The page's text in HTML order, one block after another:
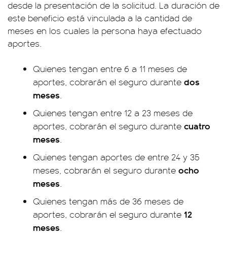
desde la presentación de la solicitud. La duración de
este beneficio está vinculada a la cantidad de
meses en los cuales la persona haya efectuado
aportes.
Quienes tengan entre 6 a 11 meses de
aportes, cobrarán el seguro durante dos
meses.
Quienes tengan entre 12 a 23 meses de
aportes, cobrarán el seguro durante cuatro
meses.
Quienes tengan aportes de entre 24 y 35
meses, cobrarán el seguro durante ocho
meses.
Quienes tengan más de 36 meses de
aportes, cobrarán el seguro durante 12
meses.